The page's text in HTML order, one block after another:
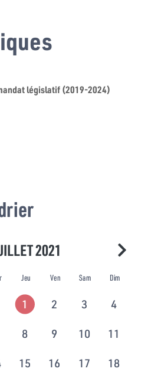
législatif (2019-2024)
2021
Jeu Ven Sam Dim
1 2 3 4
8 9 10 11
15 16 17 18